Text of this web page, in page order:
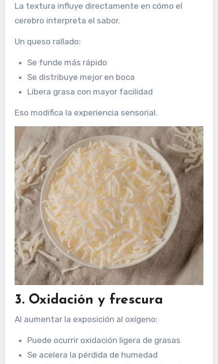
La textura influye directamente en cómo el
cerebro interpreta el sabor.
Un queso rallado:
Se funde más rápido
Se distribuye mejor en boca
Libera grasa con mayor facilidad
Eso modifica la experiencia sensorial.
3. Oxidación y frescura
Al aumentar la exposición al oxígeno:
Puede ocurrir oxidación ligera de grasas
Se acelera la pérdida de humedad